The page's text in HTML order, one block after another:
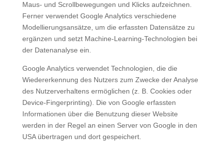
Maus- und Scrollbewegungen und Klicks aufzeichnen.
Ferner verwendet Google Analytics verschiedene
Modellierungsansätze, um die erfassten Datensätze zu
ergänzen und setzt Machine-Learning-Technologien bei
der Datenanalyse ein.
Google Analytics verwendet Technologien, die die
Wiedererkennung des Nutzers zum Zwecke der Analyse
des Nutzerverhaltens ermöglichen (z. B. Cookies oder
Device-Fingerprinting). Die von Google erfassten
Informationen über die Benutzung dieser Website
werden in der Regel an einen Server von Google in den
USA übertragen und dort gespeichert.